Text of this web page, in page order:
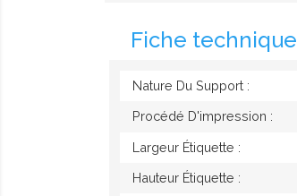
Fiche technique
Nature Du Support :
Procédé D'impression :
Largeur Étiquette :
Hauteur Étiquette :